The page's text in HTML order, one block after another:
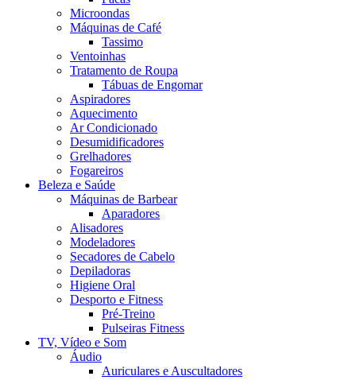
Microondas
Máquinas de Café
Tassimo
Ventoinhas
Tratamento de Roupa
Tábuas de Engomar
Aspiradores
Aquecimento
Ar Condicionado
Desumidificadores
Grelhadores
Fogareiros
Beleza e Saúde
Máquinas de Barbear
Aparadores
Alisadores
Modeladores
Secadores de Cabelo
Depiladoras
Higiene Oral
Desporto e Fitness
Pré-Treino
Pulseiras Fitness
TV, Vídeo e Som
Áudio
Auriculares e Auscultadores